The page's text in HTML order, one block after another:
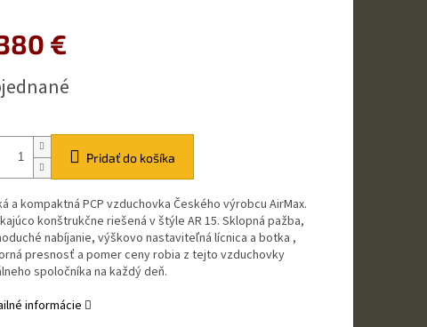
€
Pridať do košíka
a kompaktná PCP vzduchovka Českého výrobcu AirMax.
konštrukčne riešená v štýle AR 15. Sklopná pažba,
nabíjanie, výškovo nastaviteľná lícnica a botka ,
presnosť a pomer ceny robia z tejto vzduchovky
spoločníka na každý deň.
informácie